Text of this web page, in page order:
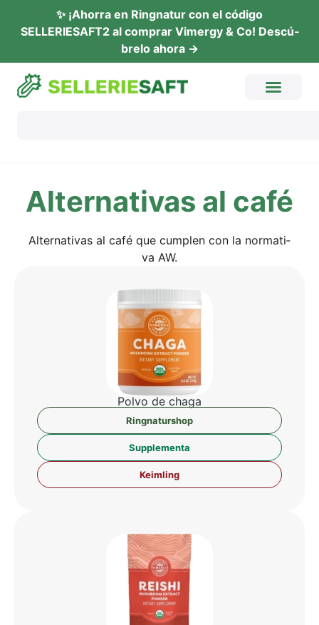
✨ ¡Ahor­ra en Ring­na­tur con el códi­go
SELLERIESAFT2 al com­prar Vimer­gy & Co! Descú­
b­re­lo ahora →
Alter­na­tiv­as al café
Alter­na­tiv­as al café que cump­len con la nor­ma­ti­
va AW.
Pol­vo de chaga
Ring­na­tur­shop
Sup­ple­men­ta
Keim­ling